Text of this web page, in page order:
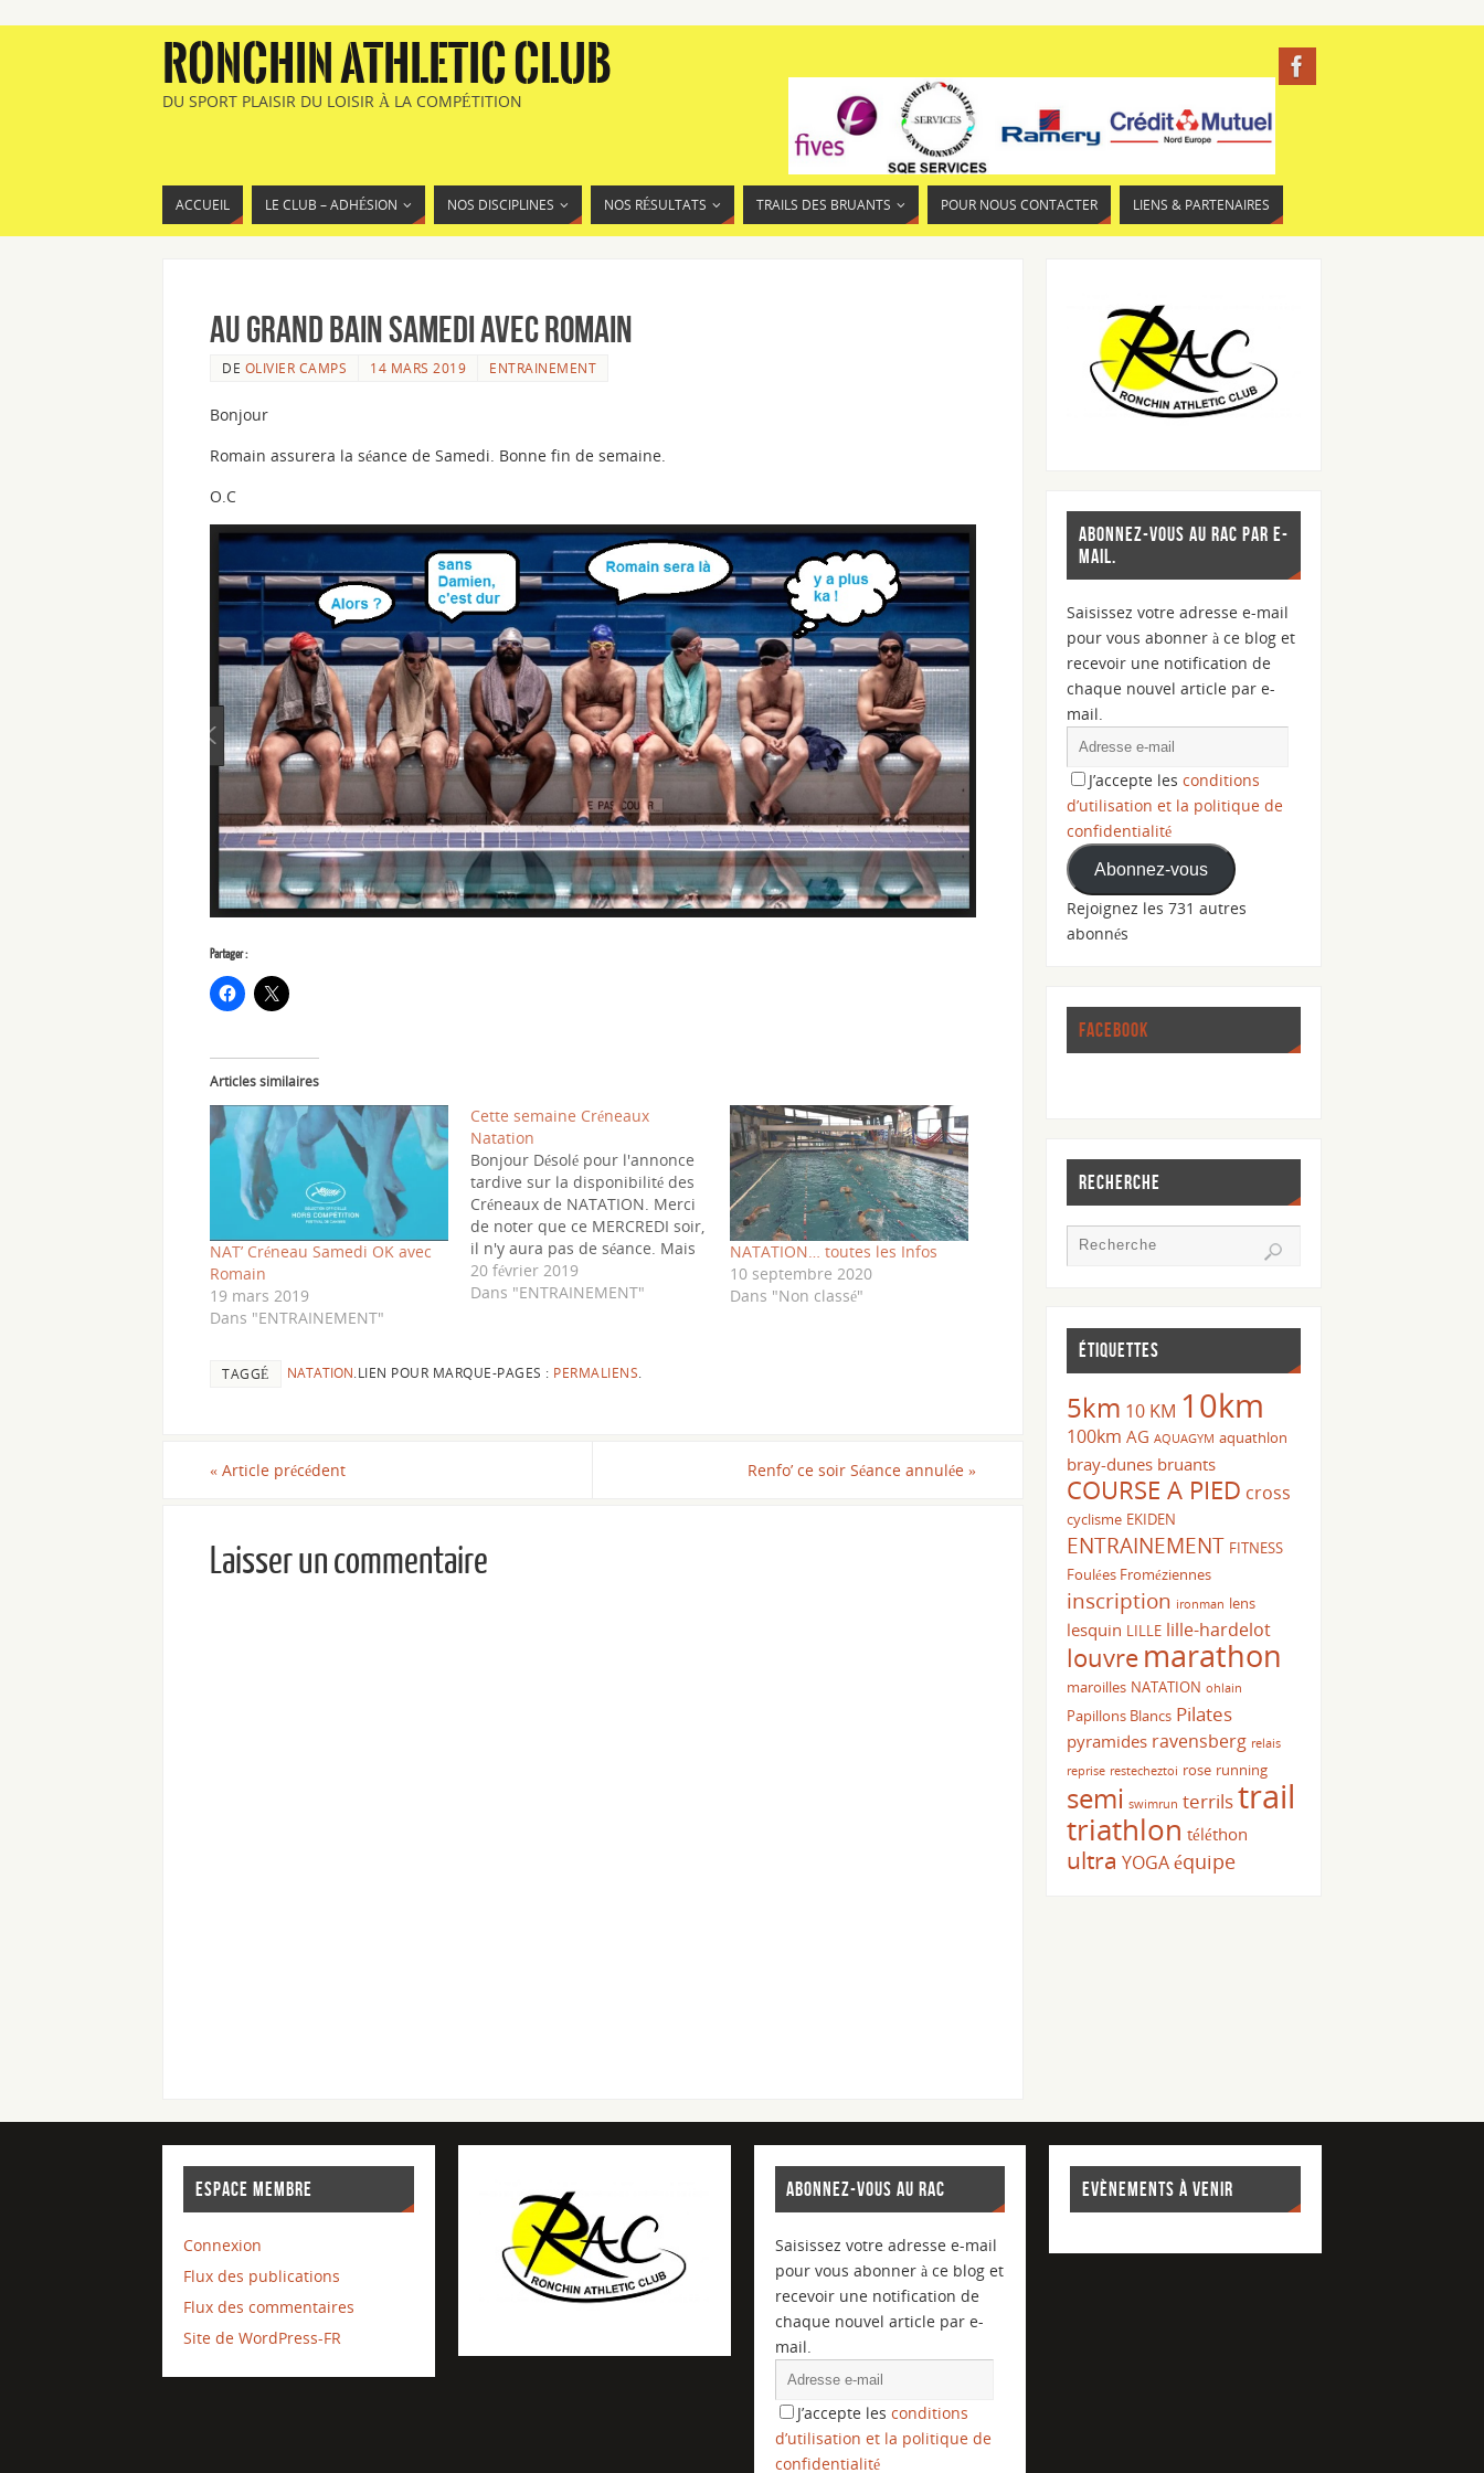
RONCHIN ATHLETIC CLUB
DU SPORT PLAISIR DU LOISIR À LA COMPÉTITION
ACCUEIL LE CLUB – ADHÉSION NOS DISCIPLINES NOS RÉSULTATS TRAILS DES BRUANTS POUR NOUS CONTACTER LIENS & PARTENAIRES
Au grand bain samedi avec Romain
DE OLIVIER CAMPS 14 MARS 2019 ENTRAINEMENT
Bonjour
Romain assurera la séance de Samedi. Bonne fin de semaine.
O.C
Partager :
Articles similaires
NAT’ Créneau Samedi OK avec
Romain
19 mars 2019
Dans "ENTRAINEMENT"
Cette semaine Créneaux
Natation
Bonjour Désolé pour l'annonce
tardive sur la disponibilité des
Créneaux de NATATION. Merci
de noter que ce MERCREDI soir,
il n'y aura pas de séance. Mais
que nous pourrons nous
retrouver SAMEDI à l'horaire
référent Triathlon…
20 février 2019
Dans "ENTRAINEMENT"
NATATION… toutes les Infos
10 septembre 2020
Dans "Non classé"
TAGGÉ NATATION LIEN POUR MARQUE-PAGES : PERMALIENS
« Article précédent Renfo’ ce soir Séance annulée »
Laisser un commentaire
ABONNEZ-VOUS AU RAC PAR E-
MAIL.
Saisissez votre adresse e-mail
pour vous abonner à ce blog et
recevoir une notification de
chaque nouvel article par e-
mail.
J’accepte lesconditions
d’utilisation et la politique de
confidentialité
Abonnez-vous
Rejoignez les 731 autres
abonnés
FACEBOOK
RECHERCHE
ÉTIQUETTES
5km 10 KM 10km
100km AG AQUAGYM aquathlon
bray-dunes bruants
COURSE A PIED cross
cyclisme EKIDEN
ENTRAINEMENT FITNESS
Foulées Froméziennes
inscription ironman lens
lesquin LILLE lille-hardelot
louvre marathon
maroilles NATATION ohlain
Papillons Blancs Pilates
pyramides ravensberg relais
reprise restecheztoi rose running
semi swimrun terrilstrail
triathlon téléthon
ultra YOGAéquipe
ESPACE MEMBRE
Connexion
Flux des publications
Flux des commentaires
Site de WordPress-FR
ABONNEZ-VOUS AU RAC
Saisissez votre adresse e-mail
pour vous abonner à ce blog et
recevoir une notification de
chaque nouvel article par e-
mail.
J’accepte les conditions
d’utilisation et la politique de
confidentialité
EVÈNEMENTS À VENIR